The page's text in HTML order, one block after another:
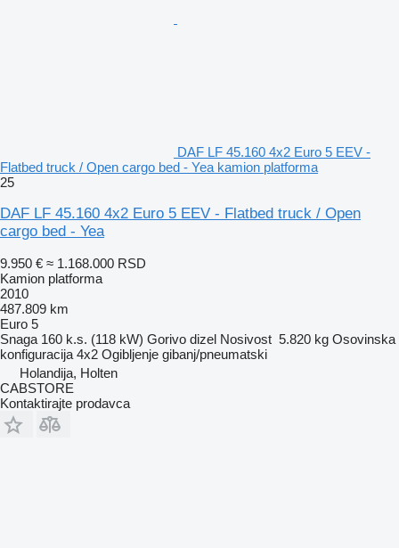
DAF LF 45.160 4x2 Euro 5 EEV -
Flatbed truck / Open cargo bed - Yea kamion platforma
25
DAF LF 45.160 4x2 Euro 5 EEV - Flatbed truck / Open
cargo bed - Yea
9.950 € ≈ 1.168.000 RSD
Kamion platforma
2010
487.809 km
Euro 5
Snaga 160 k.s. (118 kW) Gorivo dizel Nosivost 5.820 kg Osovinska
konfiguracija 4x2 Ogibljenje gibanj/pneumatski
Holandija, Holten
CABSTORE
Kontaktirajte prodavca